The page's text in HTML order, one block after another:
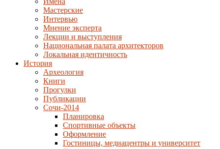
Мастерские
Интервью
Мнение эксперта
Лекции и выступления
Национальная палата архитекторов
Локальная идентичность
История
Археология
Книги
Прогулки
Публикации
Сочи-2014
Планировка
Спортивные объекты
Оформление
Гостиницы, медиацентры и университет